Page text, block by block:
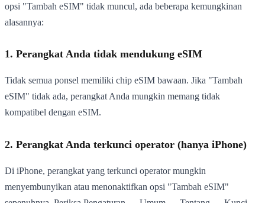
opsi "Tambah eSIM" tidak muncul, ada beberapa kemungkinan
alasannya:
1. Perangkat Anda tidak mendukung eSIM
Tidak semua ponsel memiliki chip eSIM bawaan. Jika "Tambah
eSIM" tidak ada, perangkat Anda mungkin memang tidak
kompatibel dengan eSIM.
2. Perangkat Anda terkunci operator (hanya iPhone)
Di iPhone, perangkat yang terkunci operator mungkin
menyembunyikan atau menonaktifkan opsi "Tambah eSIM"